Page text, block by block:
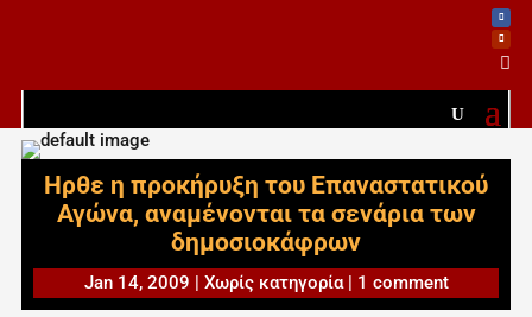

Ηρθε η προκήρυξη του Επαναστατικού
Αγώνα, αναμένονται τα σενάρια των
δημοσιοκάφρων
Jan 14, 2009 | Χωρίς κατηγορία| 1 comment